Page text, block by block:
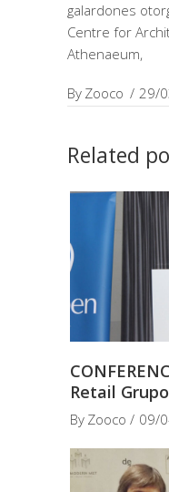
galardones
Centre for
Athenaeum,
By Zooco 29/
Related
Retail
By Zooco 09/